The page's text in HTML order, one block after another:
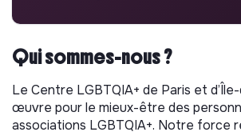
Qui sommes-nous ?
Le Centre LGBTQIA+ de Paris et
œuvre pour le mieux-être des
associations LGBTQIA+. Notre force